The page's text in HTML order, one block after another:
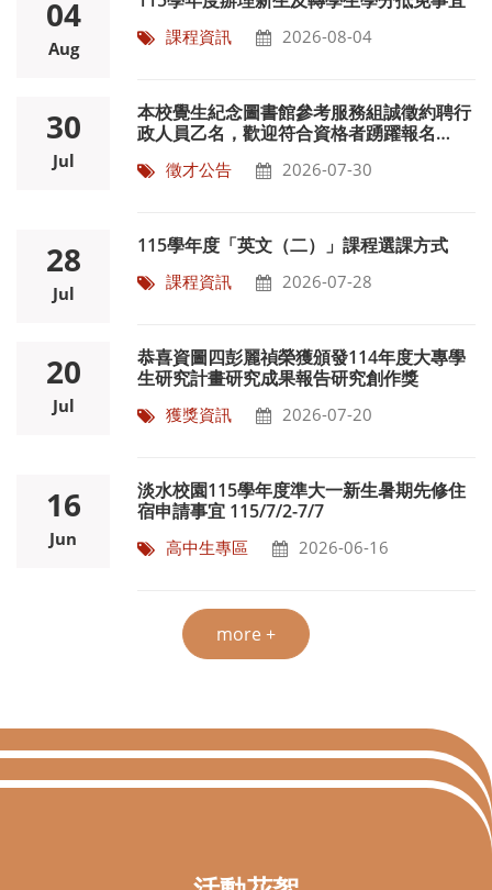
04
Aug
115學年度辦理新生及轉學生學分抵免事宜
課程資訊 2026-08-04
30
Jul
本校覺生紀念圖書館參考服務組誠徵約聘行
政人員乙名，歡迎符合資格者踴躍報名
~115/8/17
徵才公告 2026-07-30
28
Jul
115學年度「英文（二）」課程選課方式
課程資訊 2026-07-28
20
Jul
恭喜資圖四彭麗禎榮獲頒發114年度大專學
生研究計畫研究成果報告研究創作獎
獲獎資訊 2026-07-20
16
Jun
淡水校園115學年度準大一新生暑期先修住
宿申請事宜 115/7/2-7/7
高中生專區 2026-06-16
more +